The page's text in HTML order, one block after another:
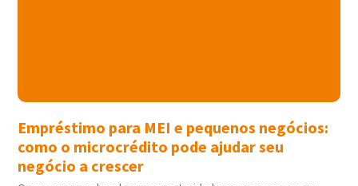
Empréstimo para MEI e pequenos negócios:
como o microcrédito pode ajudar seu
negócio a crescer